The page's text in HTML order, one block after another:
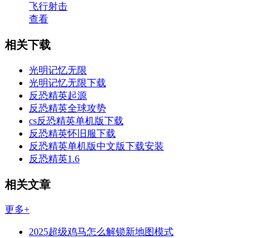
飞行射击
查看
相关下载
光明记忆无限
光明记忆无限下载
反恐精英起源
反恐精英全球攻势
cs反恐精英单机版下载
反恐精英怀旧服下载
反恐精英单机版中文版下载安装
反恐精英1.6
相关文章
更多+
2025超级鸡马怎么解锁新地图模式